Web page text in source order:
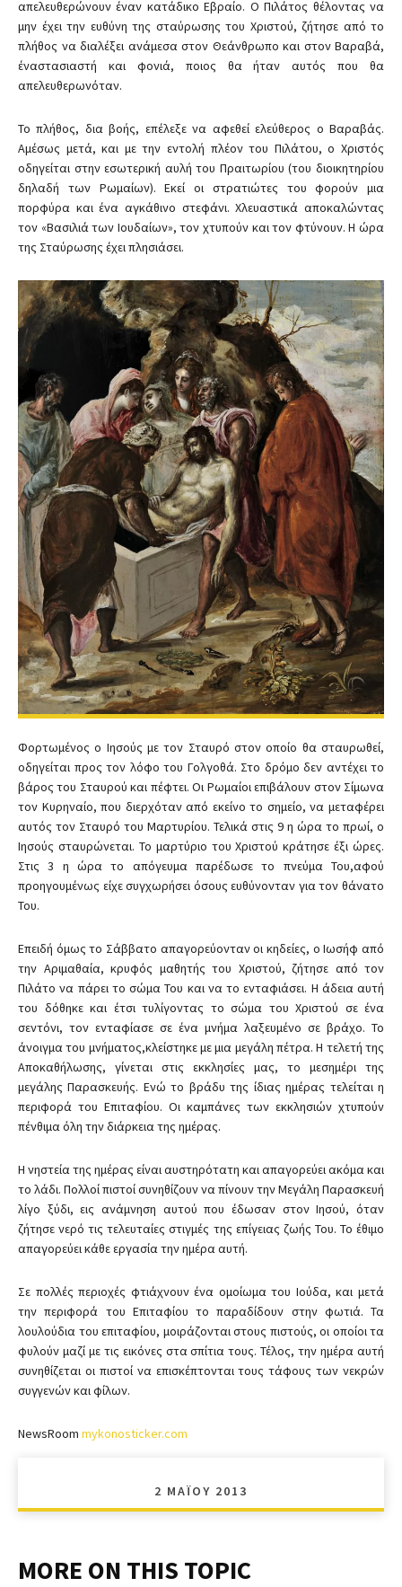
απελευθερώνουν έναν κατάδικο Εβραίο. Ο Πιλάτος θέλοντας να
μην έχει την ευθύνη της σταύρωσης του Χριστού, ζήτησε από το
πλήθος να διαλέξει ανάμεσα στον Θεάνθρωπο και στον Βαραβά,
έναστασιαστή και φονιά, ποιος θα ήταν αυτός που θα
απελευθερωνόταν.
Το πλήθος, δια βοής, επέλεξε να αφεθεί ελεύθερος ο Βαραβάς.
Αμέσως μετά, και με την εντολή πλέον του Πιλάτου, ο Χριστός
οδηγείται στην εσωτερική αυλή του Πραιτωρίου (του διοικητηρίου
δηλαδή των Ρωμαίων). Εκεί οι στρατιώτες του φορούν μια
πορφύρα και ένα αγκάθινο στεφάνι. Χλευαστικά αποκαλώντας
τον «Βασιλιά των Ιουδαίων», τον χτυπούν και τον φτύνουν. Η ώρα
της Σταύρωσης έχει πλησιάσει.
Φορτωμένος ο Ιησούς με τον Σταυρό στον οποίο θα σταυρωθεί,
οδηγείται προς τον λόφο του Γολγοθά. Στο δρόμο δεν αντέχει το
βάρος του Σταυρού και πέφτει. Οι Ρωμαίοι επιβάλουν στον Σίμωνα
τον Κυρηναίο, που διερχόταν από εκείνο το σημείο, να μεταφέρει
αυτός τον Σταυρό του Μαρτυρίου. Τελικά στις 9 η ώρα το πρωί, ο
Ιησούς σταυρώνεται. Το μαρτύριο του Χριστού κράτησε έξι ώρες.
Στις 3 η ώρα το απόγευμα παρέδωσε το πνεύμα Του,αφού
προηγουμένως είχε συγχωρήσει όσους ευθύνονταν για τον θάνατο
Του.
Επειδή όμως το Σάββατο απαγορεύονταν οι κηδείες, ο Ιωσήφ από
την Αριμαθαία, κρυφός μαθητής του Χριστού, ζήτησε από τον
Πιλάτο να πάρει το σώμα Του και να το ενταφιάσει. Η άδεια αυτή
του δόθηκε και έτσι τυλίγοντας το σώμα του Χριστού σε ένα
σεντόνι, τον ενταφίασε σε ένα μνήμα λαξευμένο σε βράχο. Το
άνοιγμα του μνήματος,κλείστηκε με μια μεγάλη πέτρα. Η τελετή της
Αποκαθήλωσης, γίνεται στις εκκλησίες μας, το μεσημέρι της
μεγάλης Παρασκευής. Ενώ το βράδυ της ίδιας ημέρας τελείται η
περιφορά του Επιταφίου. Οι καμπάνες των εκκλησιών χτυπούν
πένθιμα όλη την διάρκεια της ημέρας.
Η νηστεία της ημέρας είναι αυστηρότατη και απαγορεύει ακόμα και
το λάδι. Πολλοί πιστοί συνηθίζουν να πίνουν την Μεγάλη Παρασκευή
λίγο ξύδι, εις ανάμνηση αυτού που έδωσαν στον Ιησού, όταν
ζήτησε νερό τις τελευταίες στιγμές της επίγειας ζωής Του. Το έθιμο
απαγορεύει κάθε εργασία την ημέρα αυτή.
Σε πολλές περιοχές φτιάχνουν ένα ομοίωμα του Ιούδα, και μετά
την περιφορά του Επιταφίου το παραδίδουν στην φωτιά. Τα
λουλούδια του επιταφίου, μοιράζονται στους πιστούς, οι οποίοι τα
φυλούν μαζί με τις εικόνες στα σπίτια τους. Τέλος, την ημέρα αυτή
συνηθίζεται οι πιστοί να επισκέπτονται τους τάφους των νεκρών
συγγενών και φίλων.
NewsRoom mykonosticker.com
2 ΜΑΪ́ΟΥ 2013
MORE ON THIS TOPIC